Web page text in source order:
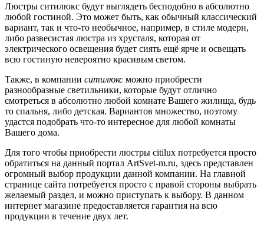
Люстры ситилюкс будут выглядеть бесподобно в абсолютно
любой гостиной. Это может быть, как обычный классический
вариант, так и что-то необычное, например, в стиле модерн,
либо развесистая люстра из хрусталя, которая от
электрического освещения будет сиять ещё ярче и освещать
всю гостиную невероятно красивым светом.
Также, в компании ситилюкс можно приобрести
разнообразные светильники, которые будут отлично
смотреться в абсолютно любой комнате Вашего жилища, будь
то спальня, либо детская. Вариантов множество, поэтому
удастся подобрать что-то интересное для любой комнаты
Вашего дома.
Для того чтобы приобрести люстры citilux потребуется просто
обратиться на данный портал ArtSvet-m.ru, здесь представлен
огромный выбор продукции данной компании. На главной
странице сайта потребуется просто с правой стороны выбрать
желаемый раздел, и можно приступать к выбору. В данном
интернет магазине предоставляется гарантия на всю
продукции в течение двух лет.